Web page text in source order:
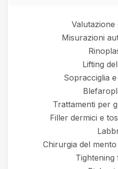
Valutazione
Misurazioni
Lifting
Sopracciglia
Trattamenti per
Filler dermici e
Chirurgia del
Tightening